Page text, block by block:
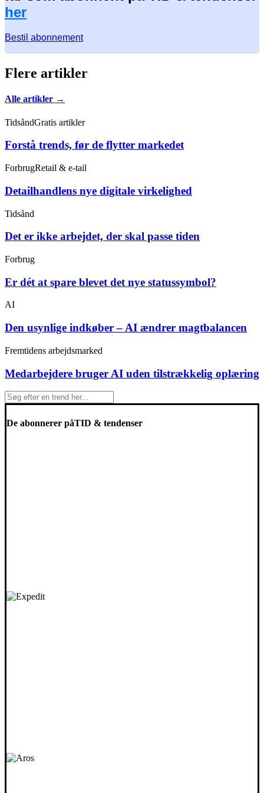
her
Bestil abonnement
Flere artikler
Alle artikler →
TidsåndGratis artikler
Forstå trends, før de flytter markedet
ForbrugRetail & e-tail
Detailhandlens nye digitale virkelighed
Tidsånd
Det er ikke arbejdet, der skal passe tiden
Forbrug
Er dét at spare blevet det nye statussymbol?
AI
Den usynlige indkøber – AI ændrer magtbalancen
Fremtidens arbejdsmarked
Medarbejdere bruger AI uden tilstrækkelig oplæring
De abonnerer påTID & tendenser